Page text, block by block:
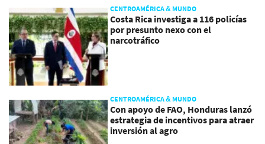
CENTROAMÉRICA & MUNDO
Costa Rica investiga a 116 policías
por presunto nexo con el
narcotráfico
CENTROAMÉRICA & MUNDO
Con apoyo de FAO, Honduras lanzó
estrategia de incentivos para atraer
inversión al agro